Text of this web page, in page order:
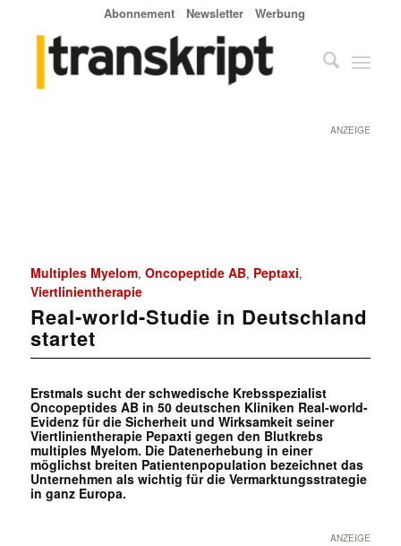
Abonnement Newsletter Werbung
ANZEIGE
Multiples Myelom, Oncopeptide AB, Peptaxi,
Viertlinientherapie
Real-world-Studie in Deutschland
startet
Erstmals sucht der schwedische Krebsspezialist
Oncopeptides AB in 50 deutschen Kliniken Real-world-
Evidenz für die Sicherheit und Wirksamkeit seiner
Viertlinientherapie Pepaxti gegen den Blutkrebs
multiples Myelom. Die Datenerhebung in einer
möglichst breiten Patientenpopulation bezeichnet das
Unternehmen als wichtig für die Vermarktungsstrategie
in ganz Europa.
ANZEIGE